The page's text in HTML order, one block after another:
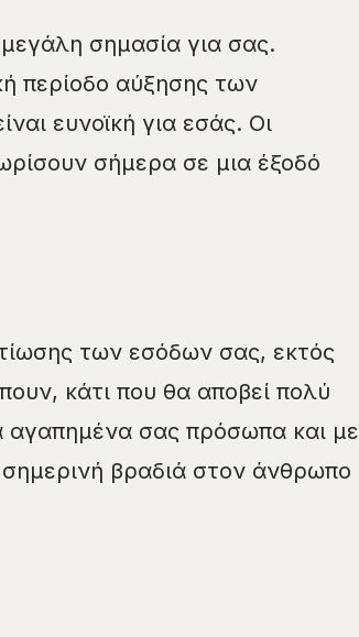
σημασία για σας.
περίοδο αύξησης των
ευνοϊκή για εσάς. Οι
σήμερα σε μια έξοδό
των εσόδων σας, εκτός
κάτι που θα αποβεί πολύ
αγαπημένα σας πρόσωπα και με
βραδιά στον άνθρωπο